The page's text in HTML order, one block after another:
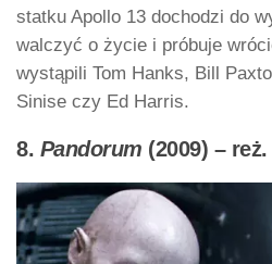
statku Apollo 13 dochodzi do
walczyć o życie i próbuje
wystąpili Tom Hanks, Bill
Sinise czy Ed Harris.
8. Pandorum (2009) –